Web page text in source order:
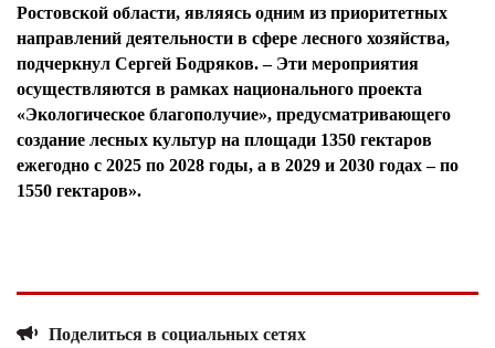
Ростовской области, являясь одним из приоритетных
направлений деятельности в сфере лесного хозяйства,
подчеркнул Сергей Бодряков. – Эти мероприятия
осуществляются в рамках национального проекта
«Экологическое благополучие», предусматривающего
создание лесных культур на площади 1350 гектаров
ежегодно с 2025 по 2028 годы, а в 2029 и 2030 годах – по
1550 гектаров».
Поделиться в социальных сетях